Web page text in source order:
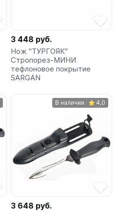
3 448 руб.
Нож "ТУРГОЯК"
Стропорез-МИНИ
тефлоновое покрытие
SARGAN
В наличии 4,0
3 648 руб.